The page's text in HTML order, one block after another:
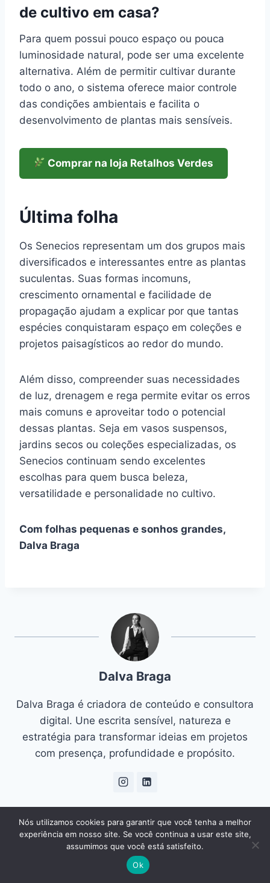
de cultivo em casa?
Para quem possui pouco espaço ou pouca
luminosidade natural, pode ser uma excelente
alternativa. Além de permitir cultivar durante
todo o ano, o sistema oferece maior controle
das condições ambientais e facilita o
desenvolvimento de plantas mais sensíveis.
Comprar na loja Retalhos Verdes
Última folha
Os Senecios representam um dos grupos mais
diversificados e interessantes entre as plantas
suculentas. Suas formas incomuns,
crescimento ornamental e facilidade de
propagação ajudam a explicar por que tantas
espécies conquistaram espaço em coleções e
projetos paisagísticos ao redor do mundo.
Além disso, compreender suas necessidades
de luz, drenagem e rega permite evitar os erros
mais comuns e aproveitar todo o potencial
dessas plantas. Seja em vasos suspensos,
jardins secos ou coleções especializadas, os
Senecios continuam sendo excelentes
escolhas para quem busca beleza,
versatilidade e personalidade no cultivo.
Com folhas pequenas e sonhos grandes,
Dalva Braga
Dalva Braga
Dalva Braga é criadora de conteúdo e consultora
digital. Une escrita sensível, natureza e
estratégia para transformar ideias em projetos
com presença, profundidade e propósito.
Navegação
ANTERIOR PRÓXIMO
Cultivar plantas dentro
Nós utilizamos cookies para garantir que você tenha a melhor
experiência em nosso site. Se você continua a usar este site,
assumimos que você está satisfeito.
Ok